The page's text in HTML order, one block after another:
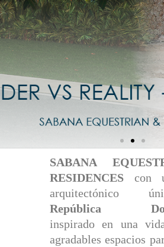
SABANA
RESIDENCES con
arquitectónico
República
inspirado en una
agradables espacios